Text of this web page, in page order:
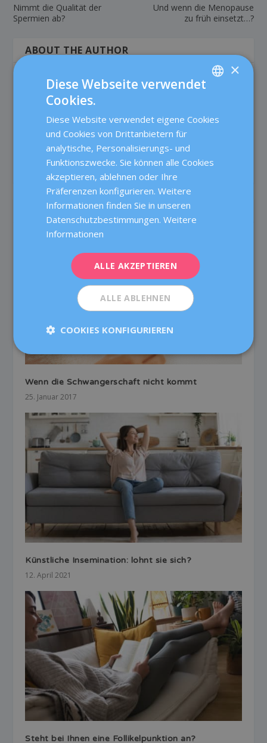
Nimmt die Qualität der
Spermien ab?
Und wenn die Menopause
zu früh einsetzt…?
ABOUT THE AUTHOR
Buenaventura Coroleu
Jefe del Servicio de Medicina de la Reproducción.
RELATED POSTS
Wenn die Schwangerschaft nicht kommt
25. Januar 2017
Künstliche Insemination: lohnt sie sich?
12. April 2021
Steht bei Ihnen eine Follikelpunktion an?
CATALÀ
FRENCH
×
Diese Webseite verwendet
Cookies.
Diese Website verwendet eigene Cookies
und Cookies von Drittanbietern für
analytische, Personalisierungs- und
Funktionszwecke. Sie können alle Cookies
akzeptieren, ablehnen oder Ihre
Präferenzen konfigurieren. Weitere
Informationen finden Sie in unseren
Datenschutzbestimmungen. Weitere
Informationen
ALLE AKZEPTIEREN
ALLE ABLEHNEN
COOKIES KONFIGURIEREN